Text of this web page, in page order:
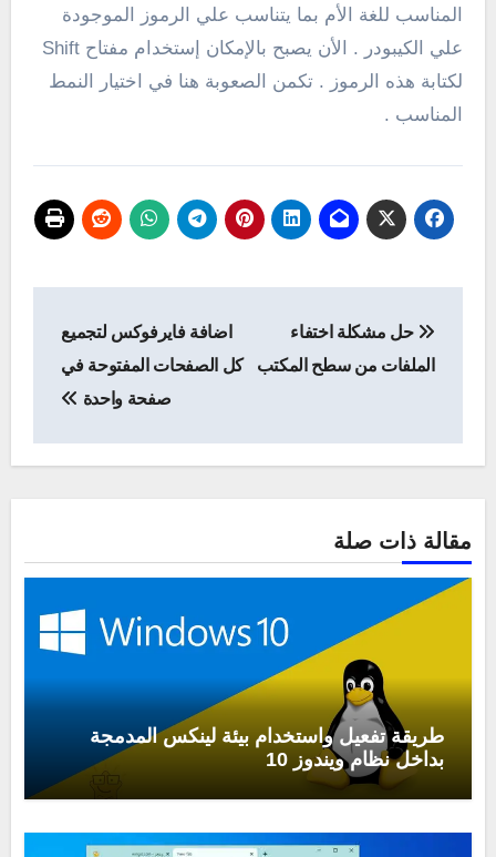
المناسب للغة الأم بما يتناسب علي الرموز الموجودة
علي الكيبودر . الأن يصبح بالإمكان إستخدام مفتاح Shift
لكتابة هذه الرموز . تكمن الصعوبة هنا في اختيار النمط
المناسب .
المقالات
حل مشكلة اختفاء
الملفات من سطح المكتب
اضافة فايرفوكس لتجميع
كل الصفحات المفتوحة في
صفحة واحدة
مقالة ذات صلة
طريقة تفعيل واستخدام بيئة لينكس المدمجة
بداخل نظام ويندوز 10